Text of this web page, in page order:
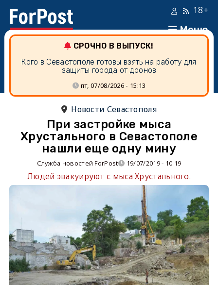
Меню
18+
СРОЧНО В ВЫПУСК!
Кого в Севастополе готовы взять на работу для
защиты города от дронов
пт, 07/08/2026 - 15:13
Новости Севастополя
При застройке мыса
Хрустального в Севастополе
нашли еще одну мину
Служба новостей ForPost 19/07/2019 - 10:19
Людей эвакуируют с мыса Хрустального.